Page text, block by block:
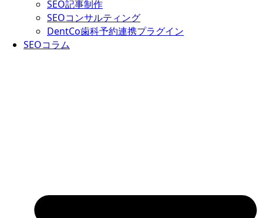
SEO記事制作
SEOコンサルティング
DentCo歯科予約連携プラグイン
SEOコラム